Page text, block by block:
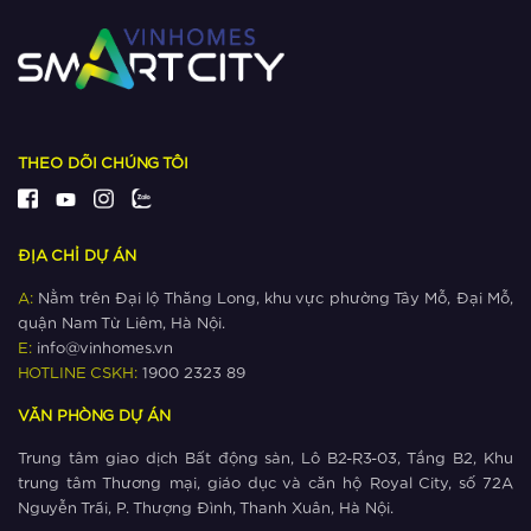
Ngắm khu đô thị có nhiều công viên
nhất phía Tây Hà Nội
The Metrolines – Yếu tố vàng thúc
đẩy thịnh vượng phía Tây Hà Nội
Xem thêm
The Metrolines thu hút cộng đồng cư
dân quốc tế
THEO DÕI CHÚNG TÔI
ĐỊA CHỈ DỰ ÁN
A: Nằm trên Đại lộ Thăng Long, khu vực phường Tây Mỗ, Đại Mỗ,
quận Nam Từ Liêm, Hà Nội.
E: info@vinhomes.vn
HOTLINE CSKH: 1900 2323 89
VĂN PHÒNG DỰ ÁN
Trung tâm giao dịch Bất động sản, Lô B2-R3-03, Tầng B2, Khu
trung tâm Thương mại, giáo dục và căn hộ Royal City, số 72A
Nguyễn Trãi, P. Thượng Đình, Thanh Xuân, Hà Nội.